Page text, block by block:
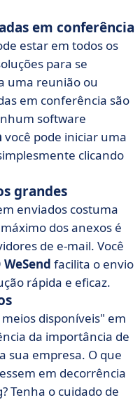
em conferência
estar em todos os
para se
uma reunião ou
em conferência são
software
você pode iniciar uma
clicando
grandes
enviados costuma
dos anexos é
de e-mail. Você
WeSend facilita o envio
rápida e eficaz.
disponíveis" em
da importância de
sua empresa. O que
em decorrência
Tenha o cuidado de